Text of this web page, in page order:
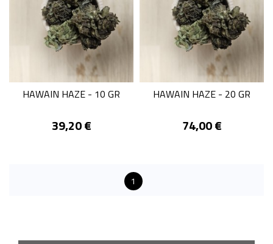
HAWAIN HAZE - 10 GR
Prix
39,20 €
HAWAIN HAZE - 20 GR
Prix
74,00 €
1